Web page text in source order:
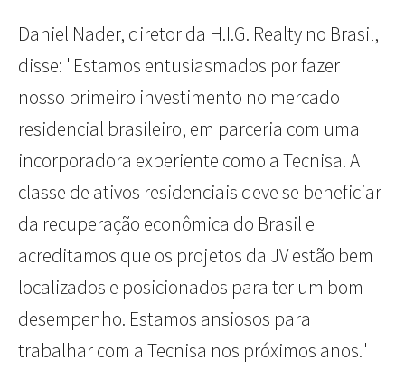
Daniel Nader, diretor da H.I.G. Realty no Brasil,
disse: "Estamos entusiasmados por fazer
nosso primeiro investimento no mercado
residencial brasileiro, em parceria com uma
incorporadora experiente como a Tecnisa. A
classe de ativos residenciais deve se beneficiar
da recuperação econômica do Brasil e
acreditamos que os projetos da JV estão bem
localizados e posicionados para ter um bom
desempenho. Estamos ansiosos para
trabalhar com a Tecnisa nos próximos anos."